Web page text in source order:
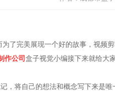
完美展现一个好的故事，视频
作公司盒子视觉小编接下来就给大
将自己的想法和概念写下来是唯